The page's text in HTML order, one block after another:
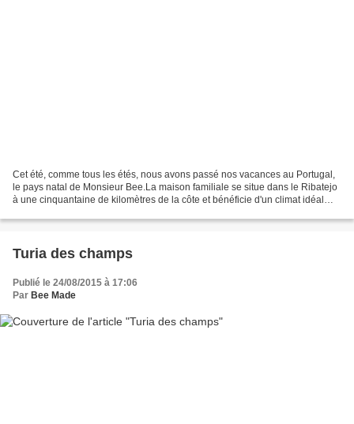
Cet été, comme tous les étés, nous avons passé nos vacances au Portugal,
le pays natal de Monsieur Bee.La maison familiale se situe dans le Ribatejo
à une cinquantaine de kilomètres de la côte et bénéficie d'un climat idéal
Turia des champs
Publié le 24/08/2015 à 17:06
Par Bee Made